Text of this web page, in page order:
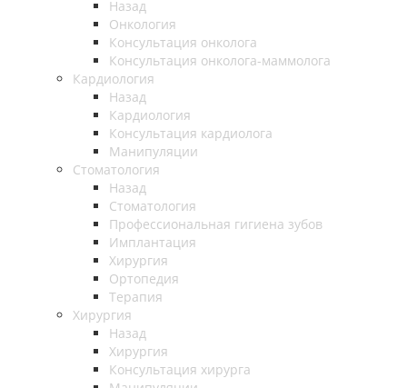
Назад
Онкология
Консультация онколога
Консультация онколога-маммолога
Кардиология
Назад
Кардиология
Консультация кардиолога
Манипуляции
Стоматология
Назад
Стоматология
Профессиональная гигиена зубов
Имплантация
Хирургия
Ортопедия
Терапия
Хирургия
Назад
Хирургия
Консультация хирурга